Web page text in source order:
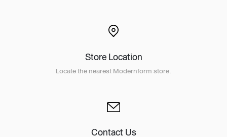
Store Location
Locate the nearest Modernform store.
Contact Us